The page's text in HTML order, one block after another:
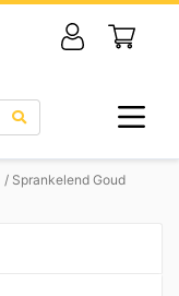
/ Sprankelend Goud